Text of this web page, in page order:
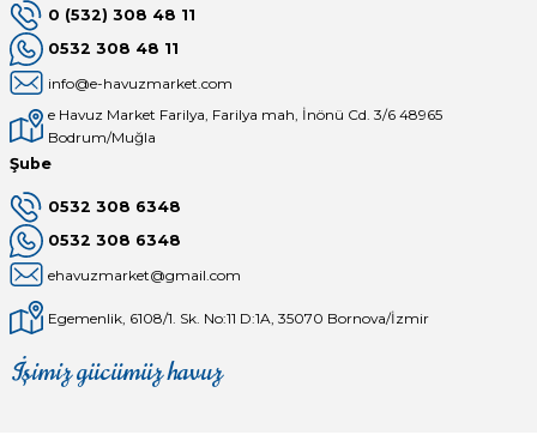
0 (532) 308 48 11
0532 308 48 11
info@e-havuzmarket.com
e Havuz Market Farilya, Farilya mah, İnönü Cd. 3/6 48965
Bodrum/Muğla
Şube
0532 308 6348
0532 308 6348
ehavuzmarket@gmail.com
Egemenlik, 6108/1. Sk. No:11 D:1A, 35070 Bornova/İzmir
İşimiz gücümüz havuz
Mağaza
Depomuz